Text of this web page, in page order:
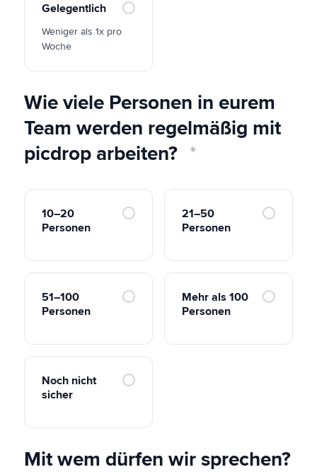
Gelegentlich
Weniger als 1x pro
Woche
Wie viele Personen in eurem
Team werden regelmäßig mit
picdrop arbeiten?
10–20
Personen
21–50
Personen
51–100
Personen
Mehr als 100
Personen
Noch nicht
sicher
Mit wem dürfen wir sprechen?